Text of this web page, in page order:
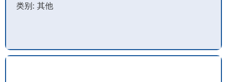
类别: 其他